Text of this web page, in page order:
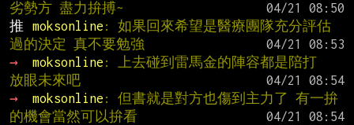
劣勢方 盡力拚搏~
推
moksonline : 如果回來希望是醫療團隊充分評估
過的決定 真不要勉強
→
moksonline : 上去碰到雷馬金的陣容都是陪打
放眼未來吧
→
moksonline : 但書就是對方也傷到主力了 有一拚
的機會當然可以拚看